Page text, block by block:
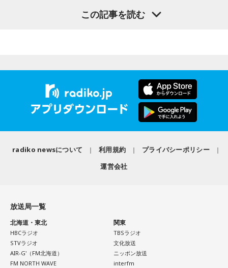
一方で、「戻る」という意味合いから、結婚や結納などのお
■2026年8月8日に財布を新調するのはあり？
寅の日は、お金に関する縁起の良い日として知られているこ
とから、財布を購入したり、使い始めたりするタイミングと
して選ぶ人もいます。
で、開運アクションとして親しまれている考え方です。
ただし、財布を新調したからといって金運の上昇が保証され
寅の日は、金運にまつわる吉日として紹介されることが多い
ため、宝くじを購入するタイミングとして意識する人もいま
す。
ミセス先生、こんばんは！ 7月5日のファイナルに参戦しまし
た！ 私にとって初めての「ゼンジン」シリーズだったので、
参加できて本当に良かったです。演奏が本当にかっこよく
て、ずっと感動していました。特に「ダーリン」と「ケセラ
した。帰り道もプレイリストを聴きながら帰っていたのです
最高の演奏を、本当にありがとうございました。（埼玉県 18
＊
大森：ありがとうございます！ 花火すごかったですね！
若井：すごかったよ！ ステージからの景色も花火も最高でし
たけれど。
この記事を読む
radiko newsについて 利用規約
プライバシーポリシー
運営会社
放送局一覧
北海道・東北
HBCラジオ
STVラジオ
AIR-G'（FM北海道）
FM NORTH WAVE
関東
TBSラジオ
文化放送
ニッポン放送
interfm